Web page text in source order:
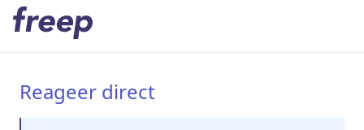
Mijn gegevens
Reageer direct